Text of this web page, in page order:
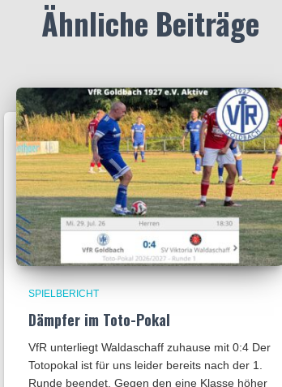
Ähnliche Beiträge
SPIELBERICHT
Dämpfer im Toto-Pokal
VfR unterliegt Waldaschaff zuhause mit 0:4​ Der
Totopokal ist für uns leider bereits nach der 1.
Runde beendet. Gegen den eine Klasse höher